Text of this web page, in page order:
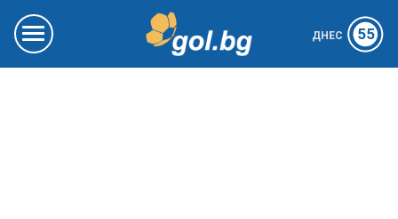
ДНЕС 55